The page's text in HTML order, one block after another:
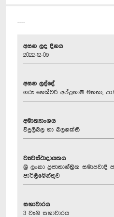
----
අසන ලද දිනය
2022-12-09
අසන ලද්දේ
ගරු හෙක්ටර් අප්පුහාමි මහතා,
අමාත්‍යාංශය
විදුලිබල හා බලශක්ති
ව්‍යවස්ථාදායකය
ශ්‍රී ලංකා ප්‍රජාතාන්ත්‍රික
පාර්ලිමේන්තුව
සභාවාරය
3 වැනි සභාවාරය